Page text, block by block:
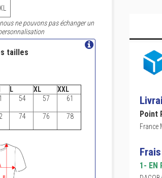
ne pouvons pas échanger un
tailles
L XL
XXL
54 57 61
74 76 78 Point
France
1- EN